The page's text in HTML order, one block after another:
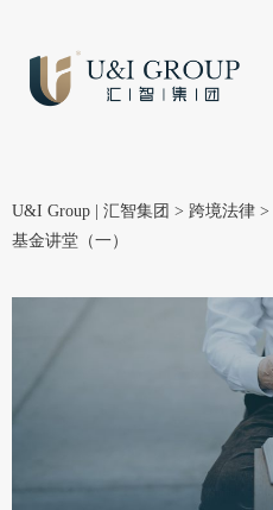
U&I Group | 汇智集团 > 跨境法律 >
基金讲堂（一）